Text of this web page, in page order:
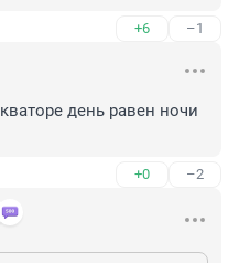
+6 –1
день равен ночи
+0 –2